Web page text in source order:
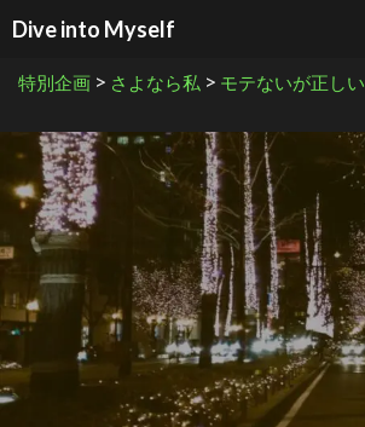
Dive into Myself
検索
特別企画 > さよなら私 > モテないが正しい